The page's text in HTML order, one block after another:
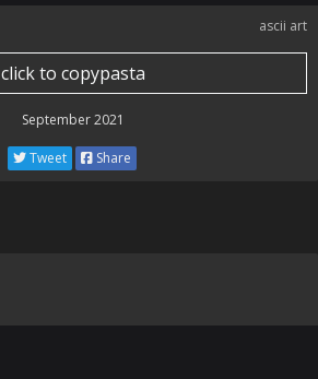
ascii art
click to copypasta
September 2021
Tweet Share